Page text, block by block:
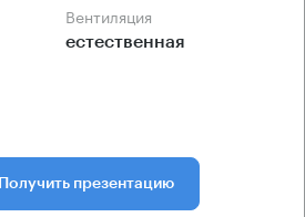
Вентиляция
естественная
Получить презентацию